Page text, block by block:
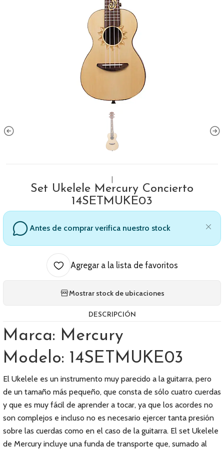
Set Ukelele Mercury Concierto
14SETMUKE03
Antes de comprar verifica nuestro stock
Agregar a la lista de favoritos
Mostrar stock de ubicaciones
DESCRIPCIÓN
Marca: Mercury
Modelo: 14SETMUKE03
El Ukelele es un instrumento muy parecido a la guitarra, pero
de un tamaño más pequeño, que consta de sólo cuatro cuerdas
y que es muy fácil de aprender a tocar, ya que los acordes no
son complejos e incluso no es necesario ejercer tanta presión
sobre las cuerdas como en el caso de la guitarra. El set Ukelele
de Mercury incluye una funda de transporte que, sumado al